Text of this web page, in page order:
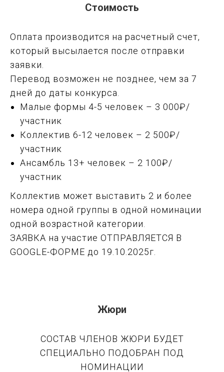
Стоимость
Оплата производится на расчетный счет,
который высылается после отправки
заявки.
Перевод возможен не позднее, чем за 7
дней до даты конкурса.
Малые формы 4-5 человек – 3 000₽/
участник
Коллектив 6-12 человек – 2 500₽/
участник
Ансамбль 13+ человек – 2 100₽/
участник
Коллектив может выставить 2 и более
номера одной группы в одной номинации
одной возрастной категории.
ЗАЯВКА на участие ОТПРАВЛЯЕТСЯ В
GOOGLE-ФОРМЕ до 19.10.2025г.
Жюри
СОСТАВ ЧЛЕНОВ ЖЮРИ БУДЕТ
СПЕЦИАЛЬНО ПОДОБРАН ПОД
НОМИНАЦИИ